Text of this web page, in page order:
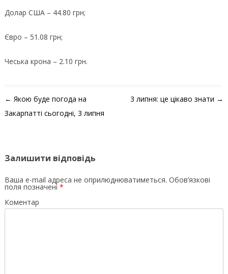
Долар США – 44.80 грн;
Євро – 51.08 грн;
Чеська крона – 2.10 грн.
Навігація по запису
← Якою буде погода на
Закарпатті сьогодні, 3 липня
3 липня: це цікаво знати →
Залишити відповідь
Ваша e-mail адреса не оприлюднюватиметься. Обов’язкові
поля позначені *
Коментар